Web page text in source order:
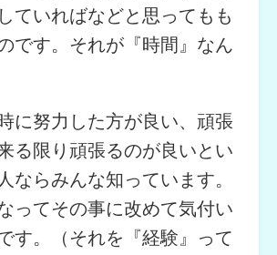
ていればなどと思ってもも
です。それが『時間』なん
に努力した方が良い、頑張
る限り頑張るのが良いとい
ならみんな知っています。
ってその事に改めて気付い
す。（それを『経験』って